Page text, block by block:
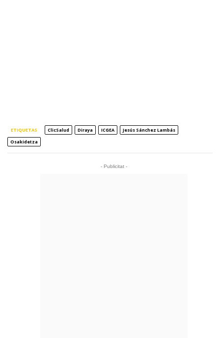
ETIQUETAS ClicSalud Diraya ICGEA
Jesús Sánchez Lambás
Osakidetza
- Publicitat -